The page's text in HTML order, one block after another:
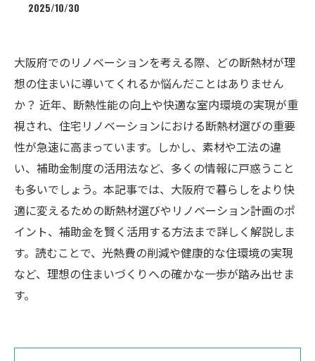
2025/10/30
大阪府でのリノベーションを考える際、どの断熱材が理
想の住まいに導いてくれるか悩んだことはありません
か？ 近年、断熱性能の向上や快適な室内環境の実現が重
視され、住宅リノベーションにおける断熱材選びの重要
性が急速に高まっています。しかし、素材や工法の違
い、補助金制度の活用法など、多くの情報に戸惑うこと
も多いでしょう。本記事では、大阪府で暮らしをより快
適に変えるための断熱材選びやリノベーション計画のポ
イント、補助金を賢く活用する方法まで詳しく解説しま
す。読むことで、光熱費の削減や健康的な住環境の実現
など、理想の住まいづくりへの確かな一歩が踏み出せま
す。